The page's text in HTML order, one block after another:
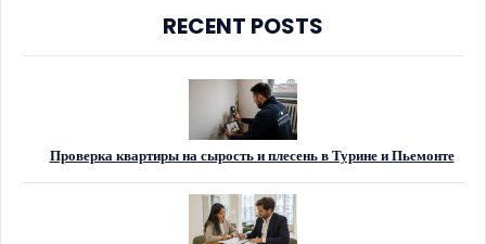
RECENT POSTS
Проверка квартиры на сырость и плесень в Турине и Пьемонте